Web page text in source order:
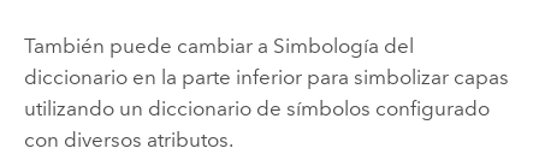
También puede cambiar a Simbología del
diccionario en la parte inferior para simbolizar capas
utilizando un diccionario de símbolos configurado
con diversos atributos.